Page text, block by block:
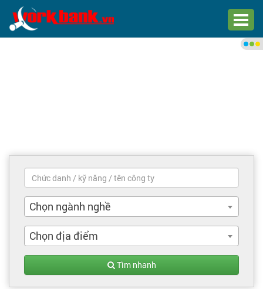
Trang chủ
Việc làm mới nhất
Tìm việc làm
Chọn ngành nghề
Chọn địa điểm
Tìm nhanh